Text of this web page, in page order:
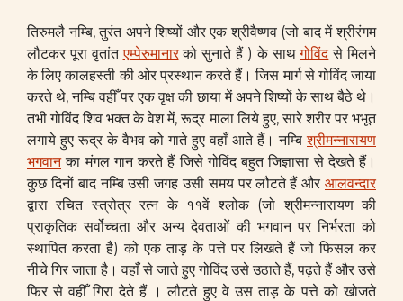
तिरुमलै नम्बि, तुरंत अपने शिष्यों और एक श्रीवैष्णव (जो बाद में श्रीरंगम
लौटकर पूरा वृतांतएम्पेरुमानारको सुनाते हैं ) के साथगोविंदसे मिलने
के लिए कालहस्ती की ओर प्रस्थान करते हैं। जिस मार्ग से गोविंद जाया
करते थे, नम्बि वहीँ पर एक वृक्ष की छाया में अपने शिष्यों के साथ बैठे थे।
तभी गोविंद शिव भक्त के वेश में, रूद्र माला लिये हुए, सारे शरीर पर भभूत
लगाये हुए रूद्र के वैभव को गाते हुए वहाँ आते हैं। नम्बिश्रीमन्नारायण
भगवानका मंगल गान करते हैं जिसे गोविंद बहुत जिज्ञासा से देखते हैं।
कुछ दिनों बाद नम्बि उसी जगह उसी समय पर लौटते हैं और आलवन्दार
द्वारा रचित स्त्रोत्र रत्न के ११वें श्लोक (जो श्रीमन्नारायण की
प्राकृतिक सर्वोच्चता और अन्य देवताओं की भगवान पर निर्भरता को
स्थापित करता है) को एक ताड़ के पत्ते पर लिखते हैं जो फिसल कर
नीचे गिर जाता है। वहाँ से जाते हुए गोविंद उसे उठाते हैं, पढ़ते हैं और उसे
फिर से वहीँ गिरा देते हैं । लौटते हुए वे उस ताड़ के पत्ते को खोजते